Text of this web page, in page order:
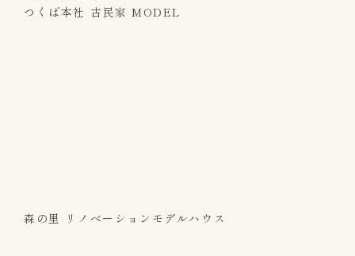
つくば本社 古民家 MODEL
森の里 リノベーションモデルハウス